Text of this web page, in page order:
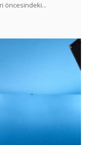
öncesindeki…